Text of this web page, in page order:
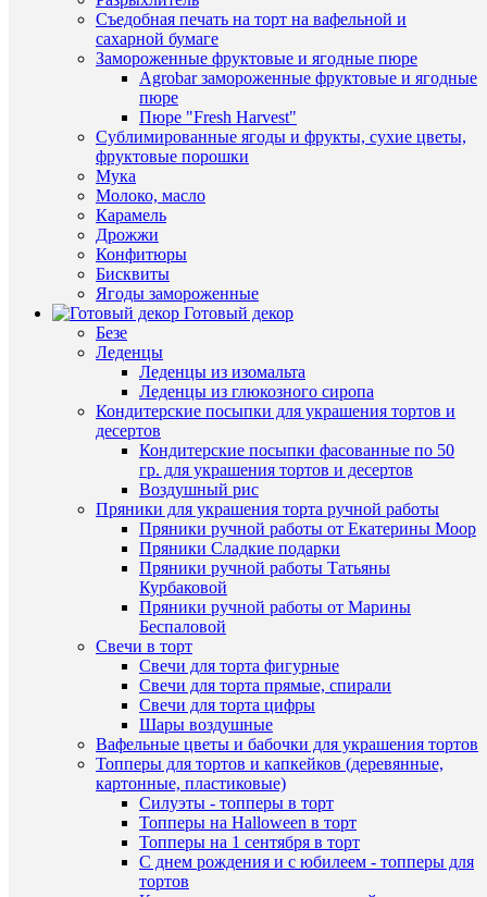
Съедобная печать на торт на вафельной и
сахарной бумаге
Замороженные фруктовые и ягодные пюре
Agrobar замороженные фруктовые и ягодные
пюре
Пюре "Fresh Harvest"
Сублимированные ягоды и фрукты, сухие цветы,
фруктовые порошки
Мука
Молоко, масло
Карамель
Дрожжи
Конфитюры
Бисквиты
Ягоды замороженные
Готовый декор
Безе
Леденцы
Леденцы из изомальта
Леденцы из глюкозного сиропа
Кондитерские посыпки для украшения тортов и
десертов
Кондитерские посыпки фасованные по 50
гр. для украшения тортов и десертов
Воздушный рис
Пряники для украшения торта ручной работы
Пряники ручной работы от Екатерины Моор
Пряники Сладкие подарки
Пряники ручной работы Татьяны
Курбаковой
Пряники ручной работы от Марины
Беспаловой
Свечи в торт
Свечи для торта фигурные
Свечи для торта прямые, спирали
Свечи для торта цифры
Шары воздушные
Вафельные цветы и бабочки для украшения тортов
Топперы для тортов и капкейков (деревянные,
картонные, пластиковые)
Силуэты - топперы в торт
Топперы на Halloween в торт
Топперы на 1 сентября в торт
С днем рождения и с юбилеем - топперы для
тортов